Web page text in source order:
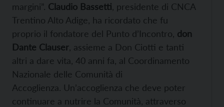
margini”. Claudio Bassetti , presidente di CNCA
Trentino Alto Adige, ha ricordato che fu
proprio il fondatore del Punto d’Incontro, don
Dante Clauser , assieme a Don Ciotti e tanti
altri a dare vita, 40 anni fa, al Coordinamento
Nazionale delle Comunità di
Accoglienza. Un’accoglienza che deve poter
continuare a nutrire la Comunità, attraverso